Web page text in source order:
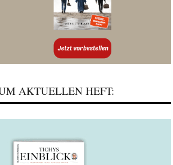
AKTUELLEN HEFT: